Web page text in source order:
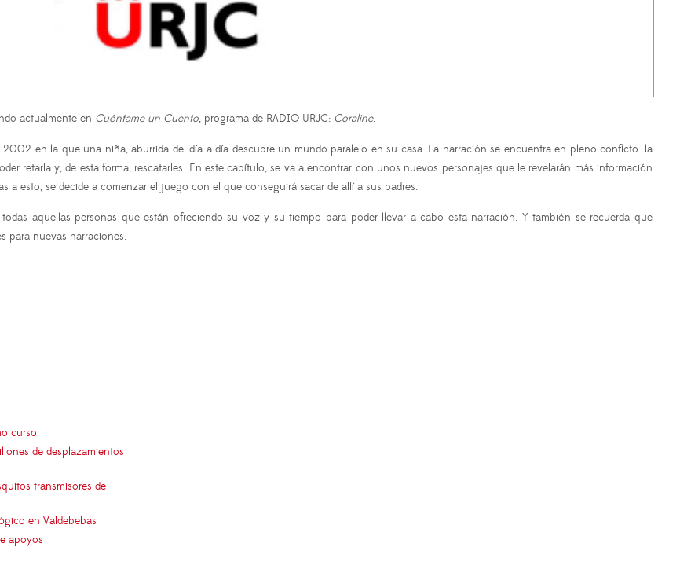
actualmente en Cuéntame un Cuento, programa de RADIO URJC: Coraline.
en la que una niña, aburrida del día a día descubre un mundo paralelo en su casa. La narración se encuentra en pleno conflicto: la
retarla y, de esta forma, rescatarles. En este capítulo, se va a encontrar con unos nuevos personajes que le revelarán más información
a esto, se decide a comenzar el juego con el que conseguirá sacar de allí a sus padres.
aquellas personas que están ofreciendo su voz y su tiempo para poder llevar a cabo esta narración. Y también se recuerda que
para nuevas narraciones.
curso
de desplazamientos
transmisores de
en Valdebebas
apoyos